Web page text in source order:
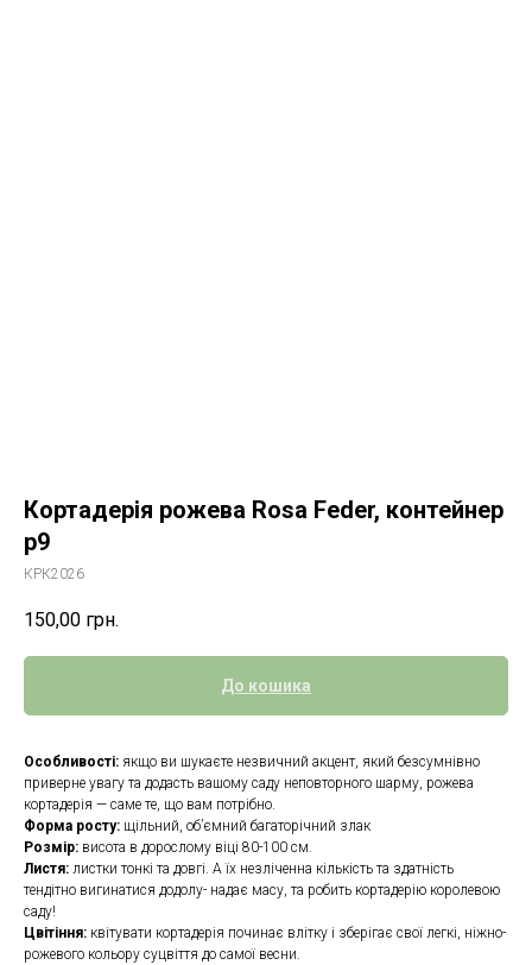
Кортадерія рожева Rosa Feder, контейнер
р9
КРК2026
150,00 грн.
До кошика
Особливості: якщо ви шукаєте незвичний акцент, який безсумнівно
приверне увагу та додасть вашому саду неповторного шарму, рожева
кортадерія — саме те, що вам потрібно.
Форма росту: щільний, об’ємний багаторічний злак
Розмір: висота в дорослому віці 80-100 см.
Листя: листки тонкі та довгі. А їх незліченна кількість та здатність
тендітно вигинатися додолу- надає масу, та робить кортадерію королевою
саду!
Цвітіння: квітувати кортадерія починає влітку і зберігає свої легкі, ніжно-
рожевого кольору суцвіття до самої весни.